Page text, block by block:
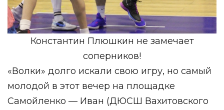
Константин Плюшкин не замечает
соперников!
«Волки» долго искали свою игру, но самый
молодой в этот вечер на площадке
Самойленко — Иван (ДЮСШ Вахитовского